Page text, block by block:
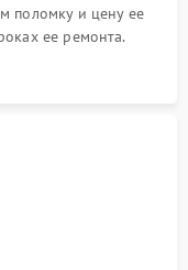
поломку и цену ее
ее ремонта.